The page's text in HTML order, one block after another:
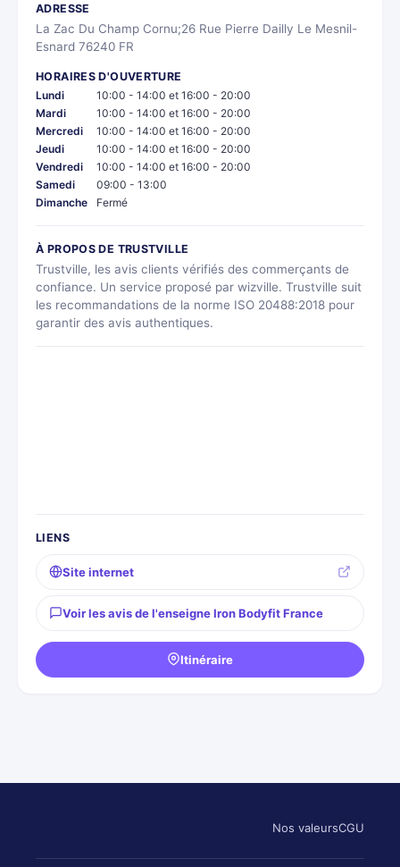
ADRESSE
La Zac Du Champ Cornu;26 Rue Pierre Dailly Le Mesnil-
Esnard 76240 FR
HORAIRES D'OUVERTURE
Lundi
10:00 - 14:00 et 16:00 - 20:00
Mardi
10:00 - 14:00 et 16:00 - 20:00
Mercredi
10:00 - 14:00 et 16:00 - 20:00
Jeudi
10:00 - 14:00 et 16:00 - 20:00
Vendredi
10:00 - 14:00 et 16:00 - 20:00
Samedi
09:00 - 13:00
Dimanche
Fermé
À PROPOS DE TRUSTVILLE
Trustville, les avis clients vérifiés des commerçants de
confiance. Un service proposé par wizville. Trustville suit
les recommandations de la norme ISO 20488:2018 pour
garantir des avis authentiques.
LIENS
Site internet
Voir les avis de l'enseigne Iron Bodyfit France
Itinéraire
Nos valeursCGU